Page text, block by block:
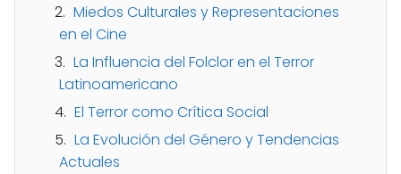
Miedos Culturales y Representaciones
en el Cine
La Influencia del Folclor en el Terror
Latinoamericano
El Terror como Crítica Social
La Evolución del Género y Tendencias
Actuales